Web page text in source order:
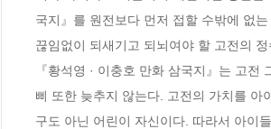
국지』를 원전보다 먼저 접할 수밖에 없는
끊임없이 되새기고 되뇌여야 할 고전의
『황석영 · 이충호 만화 삼국지』는 고
삐 또한 늦추지 않는다. 고전의 가치를
구도 아닌 어린이 자신이다. 따라서 아이